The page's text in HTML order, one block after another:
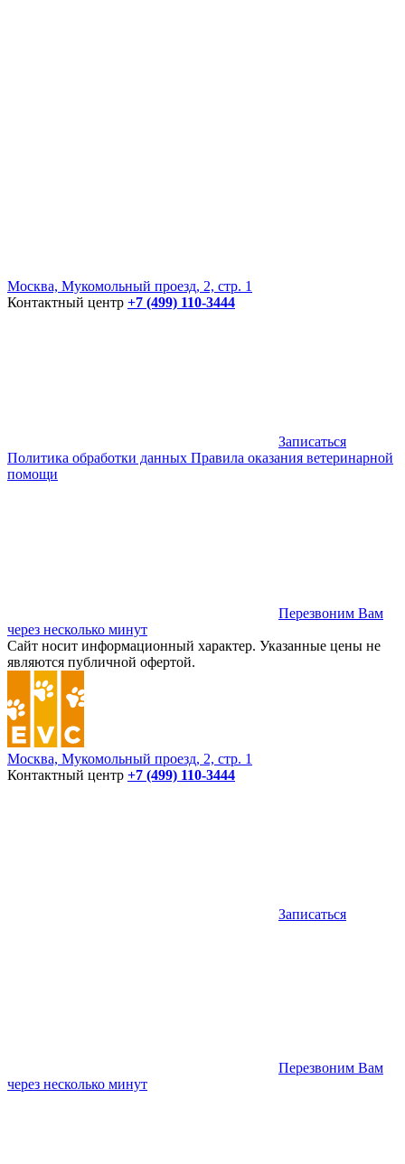
Москва, Мукомольный проезд, 2, стр. 1
Контактный центр +7 (499) 110-3444
Записаться
Политика обработки данных Правила оказания ветеринарной
помощи
Перезвоним Вам
через несколько минут
Сайт носит информационный характер. Указанные цены не
являются публичной офертой.
Москва, Мукомольный проезд, 2, стр. 1
Контактный центр +7 (499) 110-3444
Записаться
Перезвоним Вам
через несколько минут